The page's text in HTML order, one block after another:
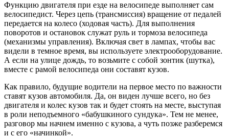
Функцию двигателя при езде на велосипеде выполняет сам
велосипедист. Через цепь (трансмиссия) вращение от педалей
передается на колесо (ходовая часть). Для выполнения
поворотов и остановок служат руль и тормоза велосипеда
(механизмы управления). Включая свет в лампах, чтобы вас
видели в темное время, вы используете электрооборудование.
А если на улице дождь, то возьмите с собой зонтик (шутка),
вместе с рамой велосипеда они составят кузов.
Как правило, будущие водители на первое место по важности
ставят кузов автомобиля. Да, он виден лучше всего, но без
двигателя и колес кузов так и будет стоять на месте, выступая
в роли неподъемного «бабушкиного сундука». Тем не менее,
разговор мы начнем именно с кузова, а чуть позже разберемся
и с его «начинкой».